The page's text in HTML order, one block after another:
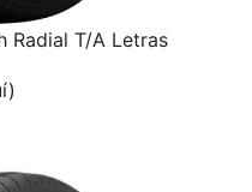
Radial T/A Letras